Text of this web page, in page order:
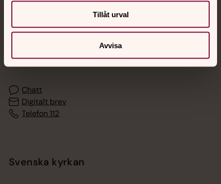
Tillåt urval
Avvisa
Jourhavande präst
Akut samtals- och krisstöd. Prata eller chatta anonymt
med en präst på kvällar och nätter.
Chatt
Digitalt brev
Telefon 112
Svenska kyrkan